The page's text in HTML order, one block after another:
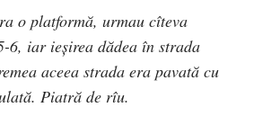
o platformă, urmau cîteva
6, iar ieşirea dădea în strada
aceea strada era pavată cu
Piatră de rîu.